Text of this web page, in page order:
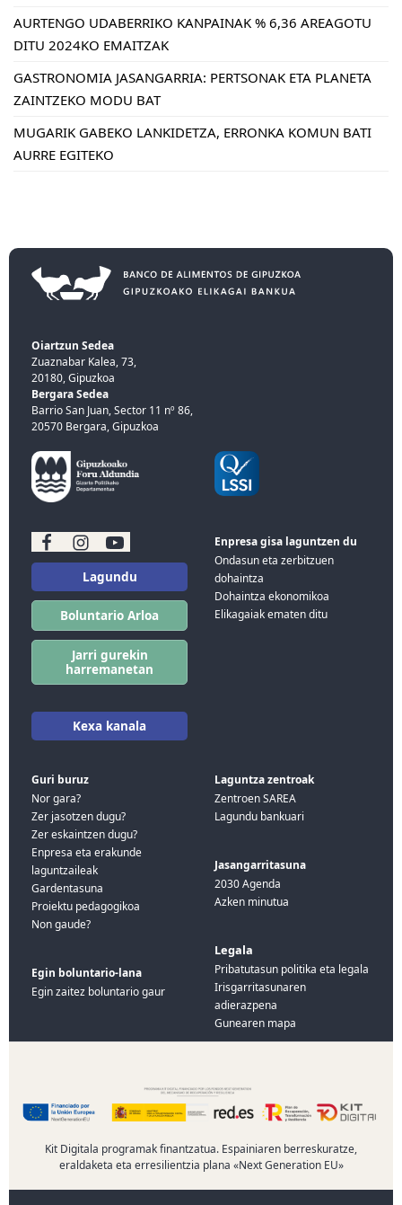
AURTENGO UDABERRIKO KANPAINAK % 6,36 AREAGOTU
DITU 2024KO EMAITZAK
GASTRONOMIA JASANGARRIA: PERTSONAK ETA PLANETA
ZAINTZEKO MODU BAT
MUGARIK GABEKO LANKIDETZA, ERRONKA KOMUN BATI
AURRE EGITEKO
Oiartzun Sedea
Zuaznabar Kalea, 73,
20180, Gipuzkoa
Bergara Sedea
Barrio San Juan, Sector 11 nº 86,
20570 Bergara, Gipuzkoa
Lagundu
Boluntario Arloa
Jarri gurekin
harremanetan
Kexa kanala
Enpresa gisa laguntzen du
Ondasun eta zerbitzuen
dohaintza
Dohaintza ekonomikoa
Elikagaiak ematen ditu
Guri buruz
Nor gara?
Zer jasotzen dugu?
Zer eskaintzen dugu?
Enpresa eta erakunde
laguntzaileak
Gardentasuna
Proiektu pedagogikoa
Non gaude?
Egin boluntario-lana
Egin zaitez boluntario gaur
Laguntza zentroak
Zentroen SAREA
Lagundu bankuari
Jasangarritasuna
2030 Agenda
Azken minutua
Legala
Pribatutasun politika eta legala
Irisgarritasunaren
adierazpena
Gunearen mapa
Kit Digitala programak finantzatua. Espainiaren berreskuratze,
eraldaketa eta erresilientzia plana «Next Generation EU»